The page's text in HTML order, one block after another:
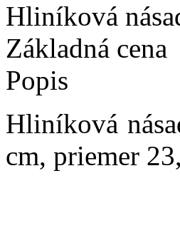
Hliníková
Základná cena
Popis
Hliníková
cm, priemer